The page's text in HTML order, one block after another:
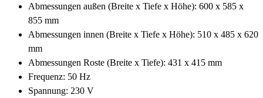
Abmessungen außen (Breite x Tiefe x Höhe): 600 x 585 x
855 mm
Abmessungen innen (Breite x Tiefe x Höhe): 510 x 485 x 620
mm
Abmessungen Roste (Breite x Tiefe): 431 x 415 mm
Frequenz: 50 Hz
Spannung: 230 V